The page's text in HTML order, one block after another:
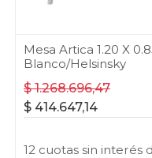
Mesa Artica 1.20 X
Blanco/Helsinsky
$1.268.696,47
$ 414.647,14
12 cuotas sin interés